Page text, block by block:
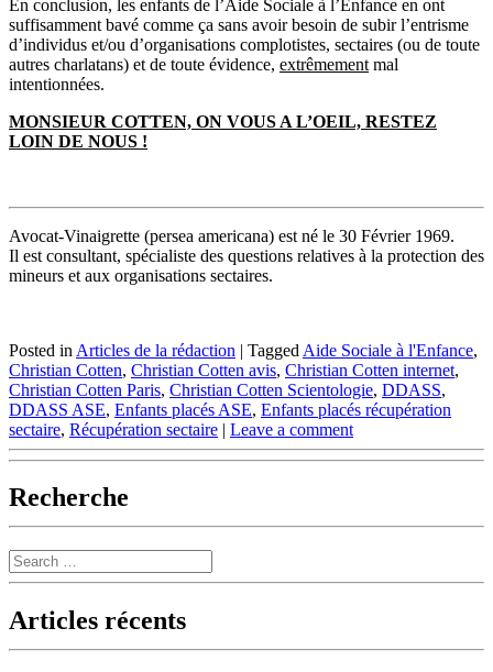
En conclusion, les enfants de l’Aide Sociale à l’Enfance en ont
suffisamment bavé comme ça sans avoir besoin de subir l’entrisme
d’individus et/ou d’organisations complotistes, sectaires (ou de toute
autres charlatans) et de toute évidence, extrêmement mal
intentionnées.
MONSIEUR COTTEN, ON VOUS A L’OEIL, RESTEZ
LOIN DE NOUS !
Avocat-Vinaigrette (persea americana) est né le 30 Février 1969.
Il est consultant, spécialiste des questions relatives à la protection des
mineurs et aux organisations sectaires.
Posted in Articles de la rédaction | Tagged Aide Sociale à l'Enfance,
Christian Cotten, Christian Cotten avis, Christian Cotten internet,
Christian Cotten Paris, Christian Cotten Scientologie, DDASS,
DDASS ASE, Enfants placés ASE, Enfants placés récupération
sectaire, Récupération sectaire | Leave a comment
Recherche
Search
Articles récents